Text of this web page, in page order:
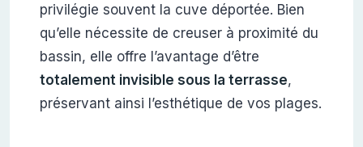
privilégie souvent la cuve déportée. Bien
qu’elle nécessite de creuser à proximité du
bassin, elle offre l’avantage d’être
totalement invisible sous la terrasse,
préservant ainsi l’esthétique de vos plages.